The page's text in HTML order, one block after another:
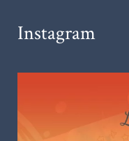
Instagram